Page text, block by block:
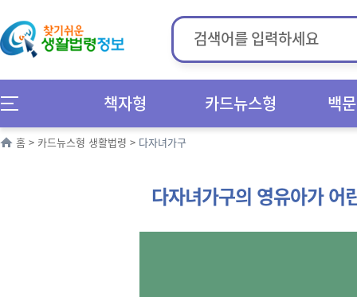
책자형 카드뉴스형 백
홈 > 카드뉴스형 생활법령 > 다자녀가구
다자녀가구의 영유아가 어